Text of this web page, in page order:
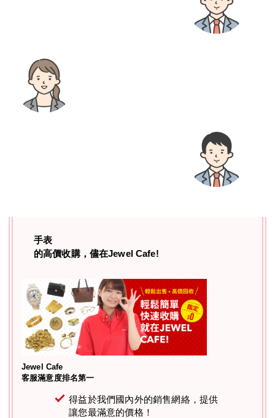
手表
的高價收購，儘在Jewel Cafe!
Jewel Cafe
客服滿意度排名第一
得益於我們國內外的銷售網絡，提供
讓您最滿意的價格！